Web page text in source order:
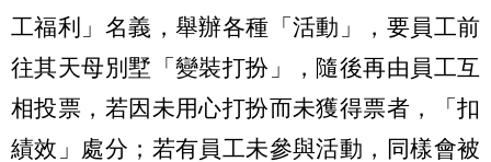
工福利」名義，舉辦各種「活動」，要員工前
往其天母別墅「變裝打扮」，隨後再由員工互
相投票，若因未用心打扮而未獲得票者，「扣
績效」處分；若有員工未參與活動，同樣會被